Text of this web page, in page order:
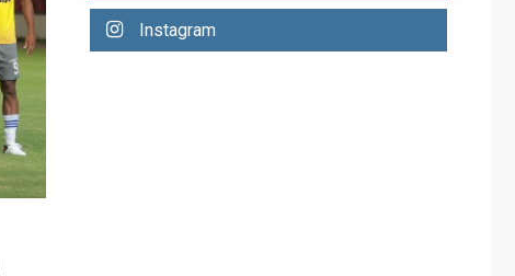
2
operaciones de carga
Instagram